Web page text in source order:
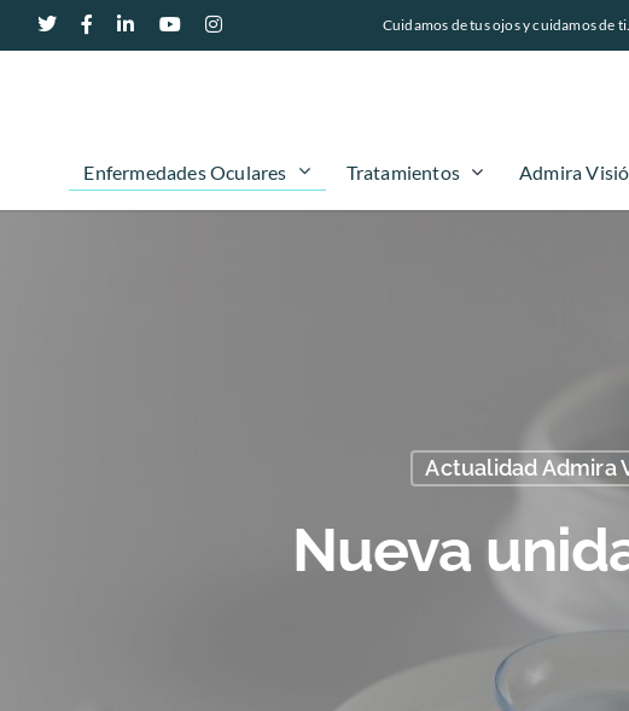
Cuidamos de tus ojos y cuidamos de ti.
Enfermedades Oculares Tratamientos Admira
Actualidad Admira
Nueva